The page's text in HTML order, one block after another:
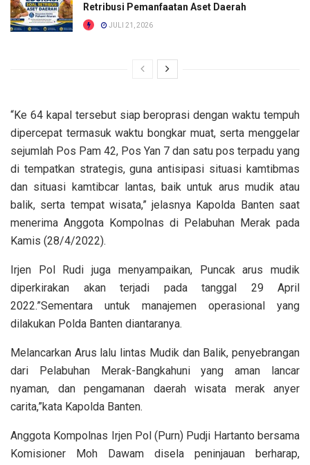
Retribusi Pemanfaatan Aset Daerah
JULI 21, 2026
“Ke 64 kapal tersebut siap beroprasi dengan waktu tempuh
dipercepat termasuk waktu bongkar muat, serta menggelar
sejumlah Pos Pam 42, Pos Yan 7 dan satu pos terpadu yang
di tempatkan strategis, guna antisipasi situasi kamtibmas
dan situasi kamtibcar lantas, baik untuk arus mudik atau
balik, serta tempat wisata,” jelasnya Kapolda Banten saat
menerima Anggota Kompolnas di Pelabuhan Merak pada
Kamis (28/4/2022).
Irjen Pol Rudi juga menyampaikan, Puncak arus mudik
diperkirakan akan terjadi pada tanggal 29 April
2022.”Sementara untuk manajemen operasional yang
dilakukan Polda Banten diantaranya.
Melancarkan Arus lalu lintas Mudik dan Balik, penyebrangan
dari Pelabuhan Merak-Bangkahuni yang aman lancar
nyaman, dan pengamanan daerah wisata merak anyer
carita,”kata Kapolda Banten.
Anggota Kompolnas Irjen Pol (Purn) Pudji Hartanto bersama
Komisioner Moh Dawam disela peninjauan berharap,